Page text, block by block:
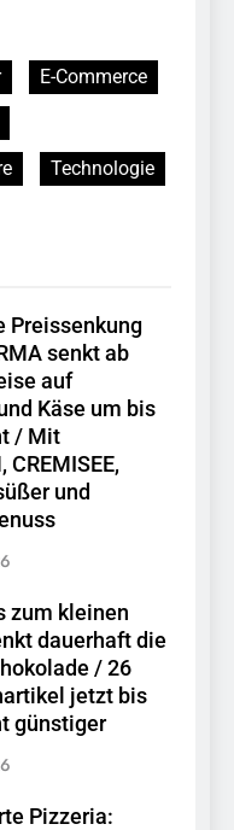
E-Commerce
Technologie
Preissenkung
senkt ab
auf
Käse um bis
/ Mit
CREMISEE,
und
zum kleinen
dauerhaft die
/ 26
jetzt bis
günstiger
Pizzeria: